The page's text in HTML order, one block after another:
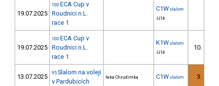
19.07.2025
100 ECA Cup v
Roudnici n.L.
race 1
C1W slalom
-U16
19.07.2025
100 ECA Cup v
Roudnici n.L.
race 1
K1W slalom
-U16
10.
13.07.2025 95 Slalom na voleji
v Pardubicích
řeka Chrudimka C1W slalom 3.